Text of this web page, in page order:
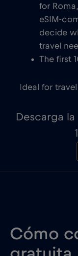
for
eSIM-
decide
travel
The first
Ideal for
Descarga
Cómo